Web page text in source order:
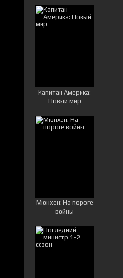
Капитан Америка:
Новый мир
Мюнхен: На пороге
войны